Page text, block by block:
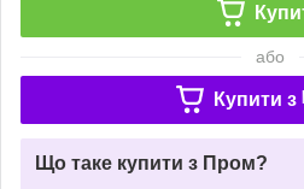
або
Купити з
Що таке купити з Пром?